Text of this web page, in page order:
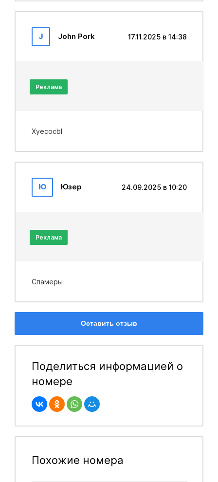
J John Pork 17.11.2025 в 14:38
Реклама
Xyecocbl
Ю Юзер 24.09.2025 в 10:20
Реклама
Спамеры
Оставить отзыв
Поделиться информацией о
номере
Похожие номера